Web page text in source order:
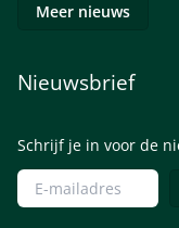
Meer nieuws
Nieuwsbrief
Schrijf je in voor de